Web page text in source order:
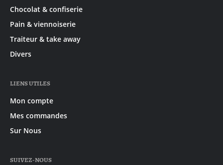
Chocolat & confiserie
Pain & viennoiserie
Traiteur & take away
Divers
LIENS UTILES
Mon compte
Mes commandes
Sur Nous
SUIVEZ-NOUS